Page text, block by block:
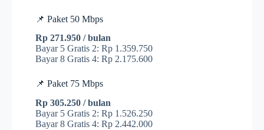
📌 Paket 50 Mbps
Rp 271.950 / bulan
Bayar 5 Gratis 2: Rp 1.359.750
Bayar 8 Gratis 4: Rp 2.175.600
📌 Paket 75 Mbps
Rp 305.250 / bulan
Bayar 5 Gratis 2: Rp 1.526.250
Bayar 8 Gratis 4: Rp 2.442.000